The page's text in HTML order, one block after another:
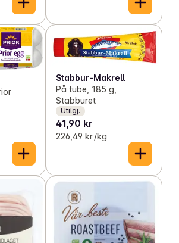
Stabbur-Makrell
På tube, 185 g,
Stabburet
Utilgj.
41,90 kr
226,49 kr /kg